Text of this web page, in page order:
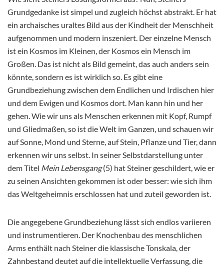
Grundgedanke ist simpel und zugleich höchst abstrakt. Er hat
ein archaisches uraltes Bild aus der Kindheit der Menschheit
aufgenommen und modern inszeniert. Der einzelne Mensch
ist ein Kosmos im Kleinen, der Kosmos ein Mensch im
Großen. Das ist nicht als Bild gemeint, das auch anders sein
könnte, sondern es ist wirklich so. Es gibt eine
Grundbeziehung zwischen dem Endlichen und Irdischen hier
und dem Ewigen und Kosmos dort. Man kann hin und her
gehen. Wie wir uns als Menschen erkennen mit Kopf, Rumpf
und Gliedmaßen, so ist die Welt im Ganzen, und schauen wir
auf Sonne, Mond und Sterne, auf Stein, Pflanze und Tier, dann
erkennen wir uns selbst. In seiner Selbstdarstellung unter
dem Titel Mein Lebensgang(5) hat Steiner geschildert, wie er
zu seinen Ansichten gekommen ist oder besser: wie sich ihm
das Weltgeheimnis erschlossen hat und zuteil geworden ist.
Die angegebene Grundbeziehung lässt sich endlos variieren
und instrumentieren. Der Knochenbau des menschlichen
Arms enthält nach Steiner die klassische Tonskala, der
Zahnbestand deutet auf die intellektuelle Verfassung, die